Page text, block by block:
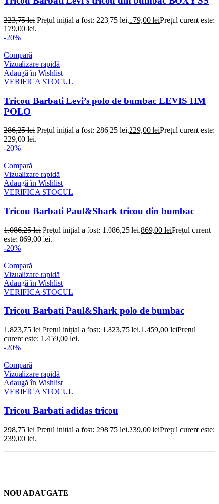
223,75lei Prețul inițial a fost: 223,75 lei.179,00 leiPrețul curent este:
179,00 lei.
-20%
Compară
Vizualizare rapidă
Adaugă în Wishlist
VERIFICA STOCUL
Tricou Barbati Levi’s polo de bumbac LEVIS HM
POLO
286,25lei Prețul inițial a fost: 286,25 lei.229,00 leiPrețul curent este:
229,00 lei.
-20%
Compară
Vizualizare rapidă
Adaugă în Wishlist
VERIFICA STOCUL
Tricou Barbati Paul&Shark tricou din bumbac
1.086,25lei Prețul inițial a fost: 1.086,25 lei.869,00 leiPrețul curent
este: 869,00 lei.
-20%
Compară
Vizualizare rapidă
Adaugă în Wishlist
VERIFICA STOCUL
Tricou Barbati Paul&Shark polo de bumbac
1.823,75lei Prețul inițial a fost: 1.823,75 lei.1.459,00 leiPrețul
curent este: 1.459,00 lei.
-20%
Compară
Vizualizare rapidă
Adaugă în Wishlist
VERIFICA STOCUL
Tricou Barbati adidas tricou
298,75lei Prețul inițial a fost: 298,75 lei.239,00 leiPrețul curent este:
239,00 lei.
NOU ADAUGATE